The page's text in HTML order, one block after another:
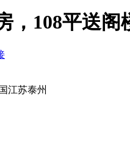
，108平送阁
江苏泰州